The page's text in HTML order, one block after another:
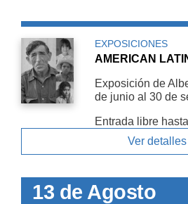
EXPOSICIONES
AMERICAN
Exposición de
de junio al 30 de
Entrada libre
Ver detalles
13 de Agosto